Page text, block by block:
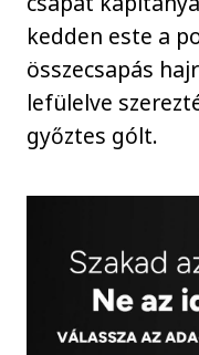
kedden este a
összecsapás
lefülelve
győztes gólt.